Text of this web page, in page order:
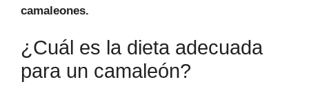
camaleones.
¿Cuál es la dieta adecuada
para un camaleón?